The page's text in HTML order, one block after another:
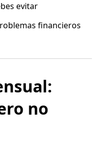
evitar
financieros
no